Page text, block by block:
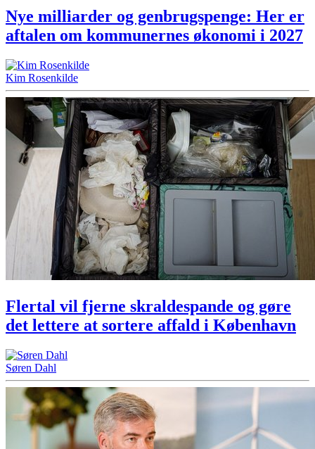
Nye milliarder og genbrugspenge: Her er
aftalen om kommunernes økonomi i 2027
Kim Rosenkilde
Flertal vil fjerne skraldespande og gøre
det lettere at sortere affald i København
Søren Dahl